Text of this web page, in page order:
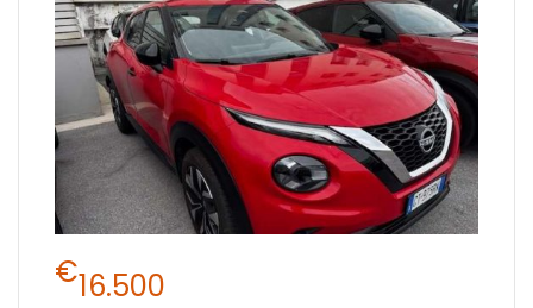
€16.500